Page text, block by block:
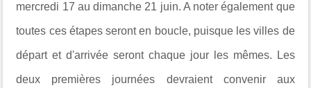
mercredi 17 au dimanche 21 juin. A noter également que
toutes ces étapes seront en boucle, puisque les villes de
départ et d'arrivée seront chaque jour les mêmes. Les
deux premières journées devraient convenir aux